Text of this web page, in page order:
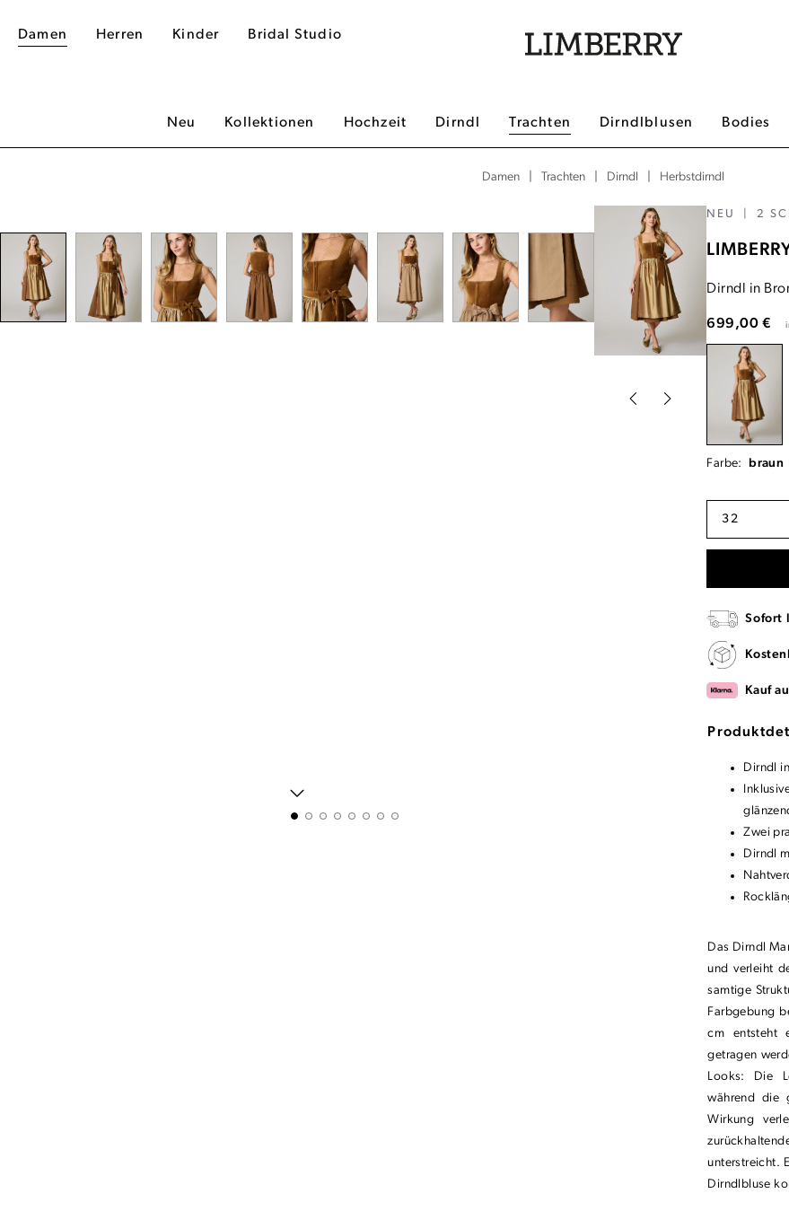
Damen Herren Kinder Bridal Studio
Neu Kollektionen Hochzeit Dirndl Trachten Dirndlblusen Bodies
Damen Trachten Dirndl Herbstdirndl
NEU 2
Dirndl in
699,00 €
Farbe:
braun
32
Sofort
Kauf
Dirndl
Zwei
Dirndl
Das Dirndl
und verleiht
samtige
Farbgebung
cm entsteht
getragen
Looks: Die
während die
Wirkung
unterstreicht.
Dirndlbluse